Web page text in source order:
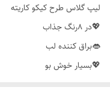
لیپ گلاس طرح کیکو کاریته
💖در 8رنگ جذاب
👄براق کننده لب
💖بسیار خوش بو